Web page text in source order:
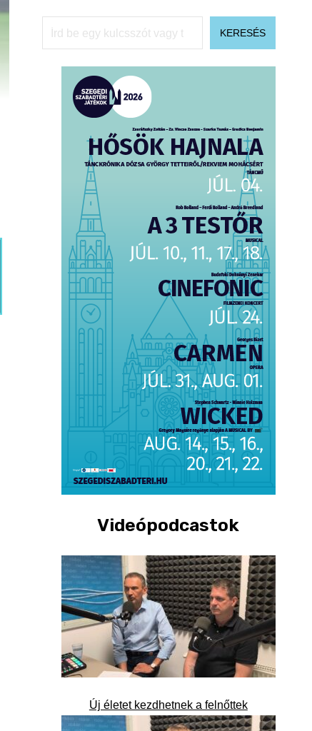
Keresés
KERESÉS
Videópodcastok
Új életet kezdhetnek a felnőttek